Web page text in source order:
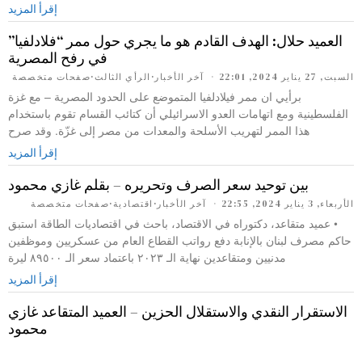
إقرأ المزيد
العميد حلال: الهدف القادم هو ما يجري حول ممر “فلادلفيا”
في رفح المصرية
السبت, 27 يناير 2024, 22:01 آخر الأخبار · الرأي الثالث·صفحات متخصصة
برأيي ان ممر فيلادلفيا المتموضع على الحدود المصرية – مع غزة
الفلسطينية ومع اتهامات العدو الاسرائيلي أن كتائب القسام تقوم باستخدام
هذا الممر لتهريب الأسلحة والمعدات من مصر إلى غزّة. وقد صرح
إقرأ المزيد
بين توحيد سعر الصرف وتحريره – بقلم غازي محمود
الأربعاء, 3 يناير 2024, 22:55 آخر الأخبار · اقتصادية·صفحات متخصصة
• عميد متقاعد، دكتوراه في الاقتصاد، باحث في اقتصاديات الطاقة استبق
حاكم مصرف لبنان بالإنابة دفع رواتب القطاع العام من عسكريين وموظفين
مدنيين ومتقاعدين نهاية الـ ٢٠٢٣ باعتماد سعر الـ ٨٩٥٠٠ ليرة
إقرأ المزيد
الاستقرار النقدي والاستقلال الحزين – العميد المتقاعد غازي
محمود